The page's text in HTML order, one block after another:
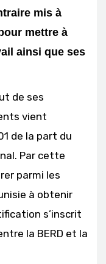
mis à
mettre à
ainsi que ses
de ses
vient
de la part du
Par cette
parmi les
à obtenir
s’inscrit
la BERD et la